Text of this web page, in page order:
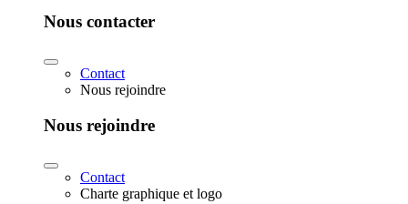
Nous contacter
Contact
Nous rejoindre
Nous rejoindre
Contact
Charte graphique et logo